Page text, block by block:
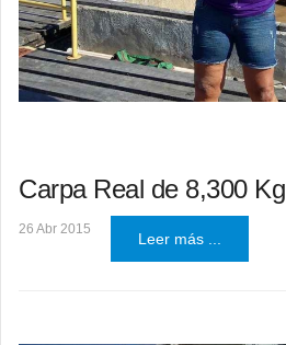
Carpa Real de 8,300 Kg
26 Abr 2015
Leer más ...